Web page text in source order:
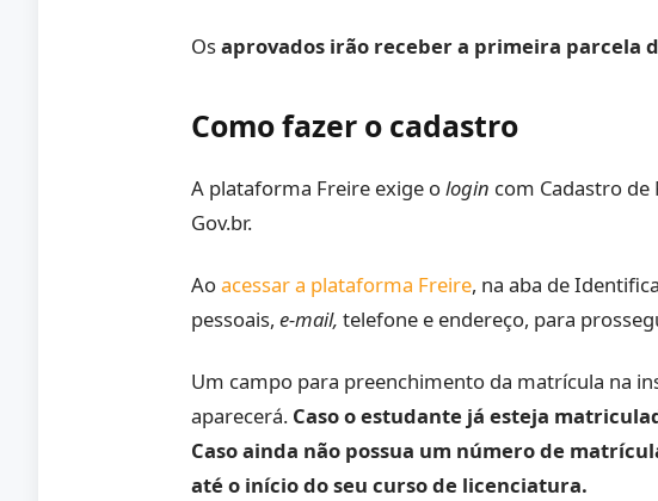
Osaprovados irão receber a primeira parcela
Como fazer o cadastro
A plataforma Freire exige ologin com Cadastro de
Gov.br.
Aoacessar a plataforma Freire, na aba de
pessoais,e-mail, telefone e endereço, para
Um campo para preenchimento da matrícula na
aparecerá. Caso o estudante já esteja
Caso ainda não possua um número de
até o início do seu curso de licenciatura.